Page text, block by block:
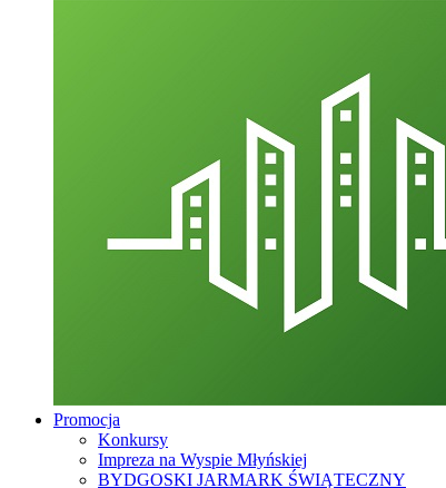
Promocja
Konkursy
Impreza na Wyspie Młyńskiej
BYDGOSKI JARMARK ŚWIĄTECZNY